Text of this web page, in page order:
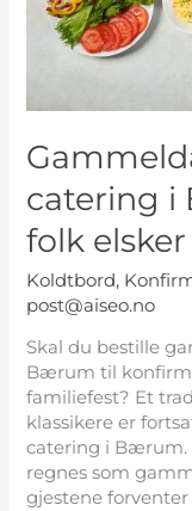
catering i
folk elsker
Koldtbord,
post@aiseo.no
Skal du bestille
Bærum til
familiefest? Et
klassikere er
catering i Bærum.
regnes som
gjestene
folk
elsker